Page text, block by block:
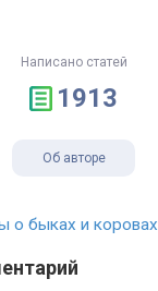
Написано статей
1913
Об авторе
о быках и коровах